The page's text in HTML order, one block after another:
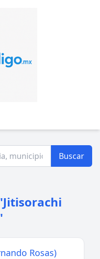
Buscar
Rosas)